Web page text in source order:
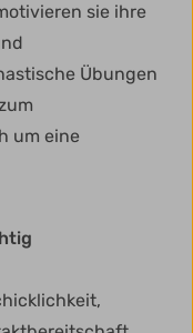
sie ihre
Übungen
um eine